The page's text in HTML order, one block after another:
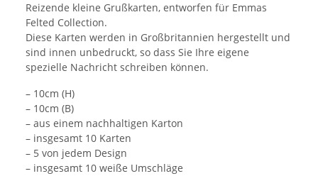
Reizende kleine Grußkarten, entworfen für Emmas
Felted Collection.
Diese Karten werden in Großbritannien hergestellt und
sind innen unbedruckt, so dass Sie Ihre eigene
spezielle Nachricht schreiben können.
– 10cm (H)
– 10cm (B)
– aus einem nachhaltigen Karton
– insgesamt 10 Karten
– 5 von jedem Design
– insgesamt 10 weiße Umschläge